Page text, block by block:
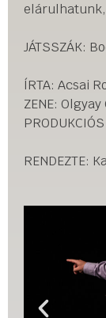
JÁTSSZÁK:
ÍRTA: Acsai
ZENE:
RENDEZTE: